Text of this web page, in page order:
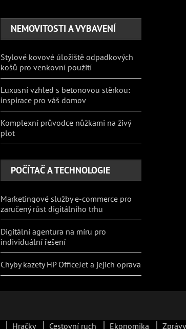
NEMOVITOSTI A VYBAVENÍ
Stylové kovové úložiště odpadkových
košů pro venkovní použití
Luxusní vzhled s betonovou stěrkou:
inspirace pro váš domov
Komplexní průvodce nůžkami na živý
plot
POČÍTAČ A TECHNOLOGIE
Marketingové služby e-commerce pro
zaručený růst digitálního trhu
Digitální agentura na míru pro
individuální řešení
Chyby kazety HP OfficeJet a jejich oprava
Hračky Cestovní ruch Ekonomika Zprávy